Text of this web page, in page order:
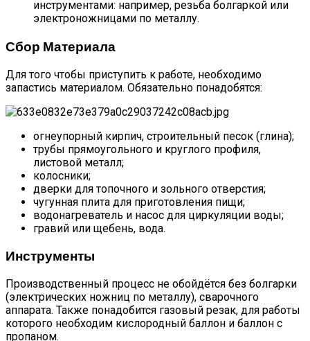
инструментами: например, резьба болгаркой или
электроножницами по металлу.
Сбор Материала
Для того чтобы приступить к работе, необходимо
запастись материалом. Обязательно понадобятся:
огнеупорный кирпич, строительный песок (глина);
трубы прямоугольного и круглого профиля,
листовой металл;
колосники;
дверки для топочного и зольного отверстия;
чугунная плита для приготовления пищи;
водонагреватель и насос для циркуляции воды;
гравий или щебень, вода.
Инструменты
Производственный процесс не обойдётся без болгарки
(электрических ножниц по металлу), сварочного
аппарата. Также понадобится газовый резак, для работы
которого необходим кислородный баллон и баллон с
пропаном.